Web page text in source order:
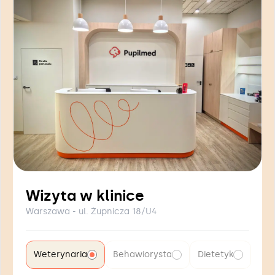
Wizyta w klinice
Warszawa - ul. Żupnicza 18/U4
Weterynaria Behawiorysta Dietetyk